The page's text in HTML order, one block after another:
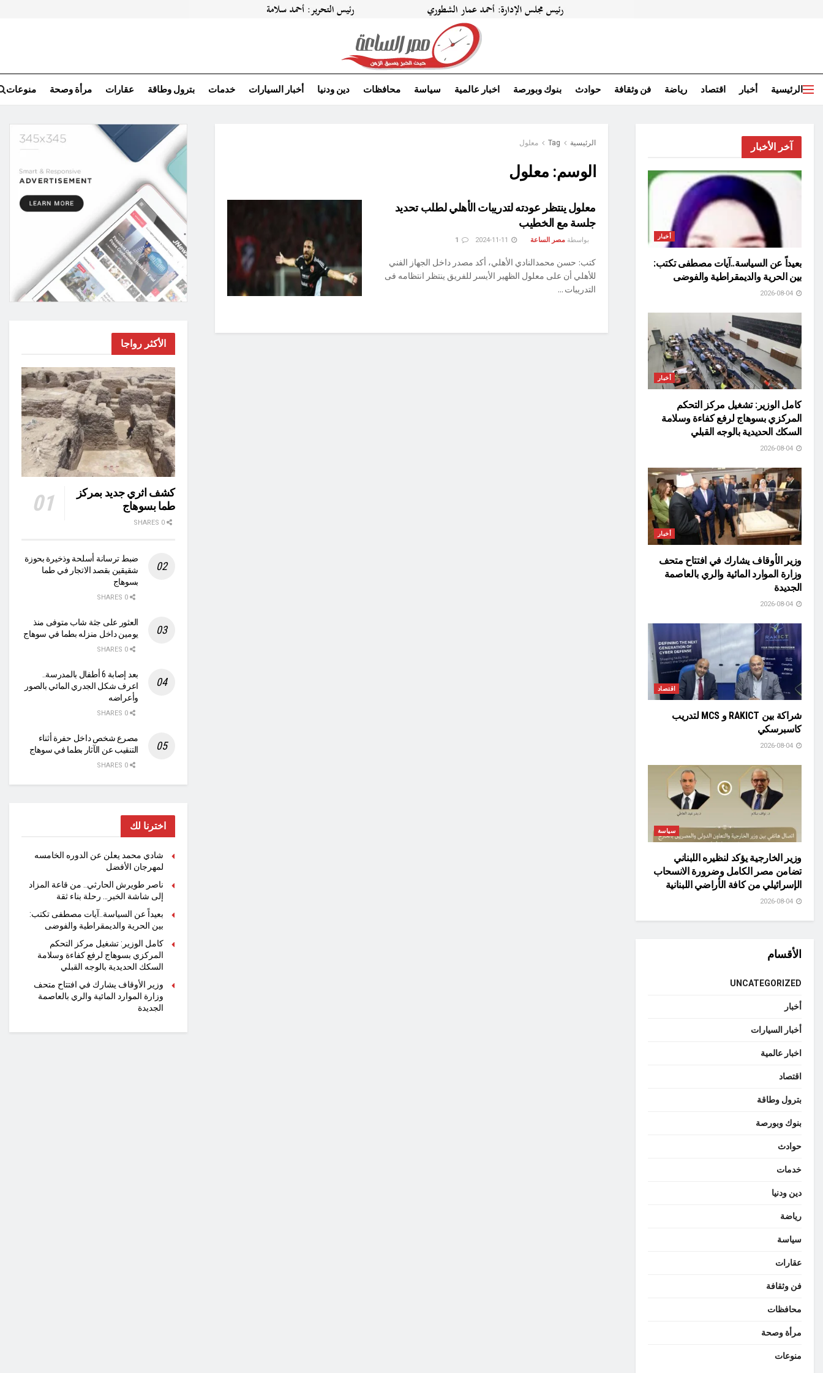
الرئيسية أخبار اقتصاد رياضة فن وثقافة حوادث بنوك وبورصة اخبار عالمية سياسة محافظات دين ودنيا أخبار السيارات خدمات بترول وطاقة عقارات مرأة وصحة منوعات
الرئيسية Tag معلول
الوسم: معلول
معلول ينتظر عودته لتدريبات الأهلي لطلب تحديد
جلسة مع الخطيب
بواسطة مصر الساعة
كتب: حسن محمدالنادي الأهلي، أكد مصدر داخل الجهاز الفني
للأهلي أن على معلول الظهير الأيسر للفريق ينتظر انتظامه فى
التدريبات ...
آخر الأخبار
أخبار
بعيداً عن السياسة..آيات مصطفى تكتب:
بين الحرية والديمقراطية والفوضى
أخبار
كامل الوزير: تشغيل مركز التحكم
المركزي بسوهاج لرفع كفاءة وسلامة
السكك الحديدية بالوجه القبلي
أخبار
وزير الأوقاف يشارك في افتتاح متحف
وزارة الموارد المائية والري بالعاصمة
الجديدة
اقتصاد
شراكة بين RAKICT و MCS لتدريب
كاسبرسكي
سياسة
وزير الخارجية يؤكد لنظيره اللبناني
تضامن مصر الكامل وضرورة الانسحاب
الإسرائيلي من كافة الأراضي اللبنانية
الأقسام
UNCATEGORIZED
أخبار
أخبار السيارات
اخبار عالمية
اقتصاد
بترول وطاقة
بنوك وبورصة
حوادث
خدمات
دين ودنيا
رياضة
سياسة
عقارات
فن وثقافة
محافظات
مرأة وصحة
منوعات
الأكثر رواجا
كشف اثري جديد بمركز
طما بسوهاج
ضبط ترسانة أسلحة وذخيرة بحوزة
شقيقين بقصد الاتجار في طما
بسوهاج
العثور على جثة شاب متوفى منذ
يومين داخل منزله بطما في سوهاج
بعد إصابة 6 أطفال بالمدرسة..
اعرف شكل الجدري المائي بالصور
وأعراضه
مصرع شخص داخل حفرة أثناء
التنقيب عن الآثار بطما في سوهاج
اخترنا لك
شادي محمد يعلن عن الدوره الخامسه
لمهرجان الأفضل
ناصر طويرش الحارثي.. من قاعة المزاد
إلى شاشة الخبر… رحلة بناء ثقة
بعيداً عن السياسة..آيات مصطفى تكتب:
بين الحرية والديمقراطية والفوضى
كامل الوزير: تشغيل مركز التحكم
المركزي بسوهاج لرفع كفاءة وسلامة
السكك الحديدية بالوجه القبلي
وزير الأوقاف يشارك في افتتاح متحف
وزارة الموارد المائية والري بالعاصمة
الجديدة